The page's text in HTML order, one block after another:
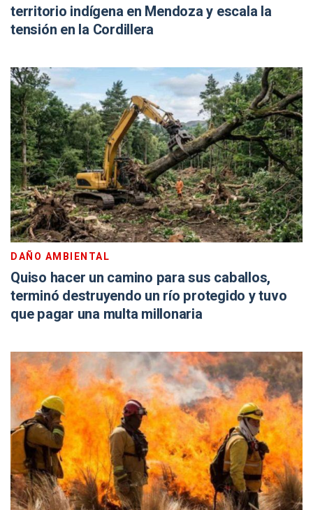
territorio indígena en Mendoza y escala la
tensión en la Cordillera
DAÑO AMBIENTAL
Quiso hacer un camino para sus caballos,
terminó destruyendo un río protegido y tuvo
que pagar una multa millonaria